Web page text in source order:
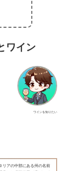
ワイン
ワインを知りたい
リアの中部にある州の名前